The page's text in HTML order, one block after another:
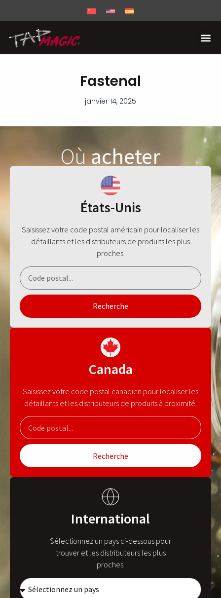
Fastenal
janvier 14, 2025
Oùacheter
États-Unis
Saisissez votre code postal américain pour localiser les
détaillants et les distributeurs de produits les plus
proches.
Recherche
Canada
Saisissez votre code postal canadien pour localiser les
détaillants et les distributeurs de produits à proximité.
Recherche
International
Sélectionnez un pays ci-dessous pour
trouver et les distributeurs les plus
proches.